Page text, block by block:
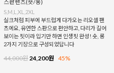
스판팬츠(숏/롱)
S,M,L,XL,2XL
실크처럼 피부에 부드럽게 다가오는 리오셀 팬
츠에요, 유연한 스판으로 편안하고, 다리가 길어
보이는 핏이라 입기만 하면 인생핏 완성! 숏, 롱
2가지 기장으로 구성되었답니다
44,000원 24,200원 45%